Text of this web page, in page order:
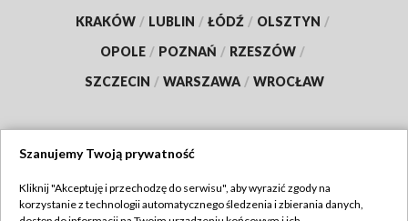
KRAKÓW / LUBLIN / ŁÓDŹ / OLSZTYN /
OPOLE / POZNAŃ / RZESZÓW /
SZCZECIN / WARSZAWA / WROCŁAW
TVP
Szanujemy Twoją prywatność
Kliknij "Akceptuję i przechodzę do serwisu", aby wyrazić zgody na
korzystanie z technologii automatycznego śledzenia i zbierania danych,